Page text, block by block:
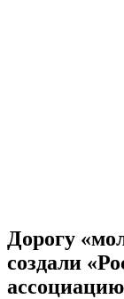
Дорогу
создали